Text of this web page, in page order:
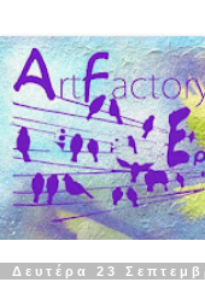
Δευτέρα 23